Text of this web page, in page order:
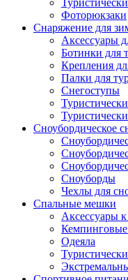
Фоторюкзаки
Снаряжение для
Аксессуары
Ботинки для
Крепления
Палки для
Снегоступы
Сноубордическое
Сноуборды
Чехлы для
Спальные мешки
Аксессуары
Одеяла